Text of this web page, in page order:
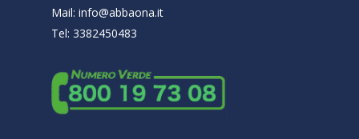
Mail: info@abbaona.it
Tel: 3382450483